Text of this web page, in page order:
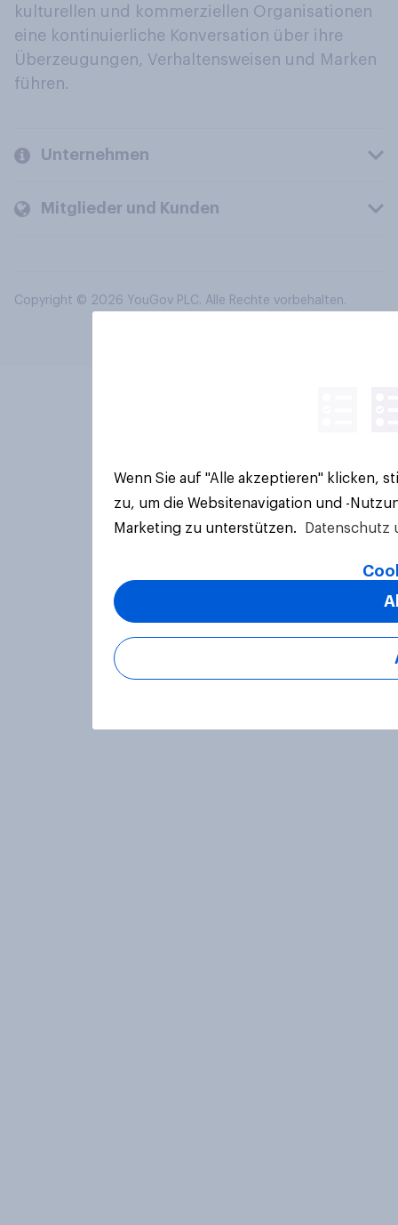
kulturellen und kommerziellen Organisationen
eine kontinuierliche Konversation über ihre
Überzeugungen, Verhaltensweisen und Marken
führen.
Unternehmen
Mitglieder und Kunden
Copyright © 2026 YouGov PLC. Alle Rechte vorbehalten.
Wenn Sie auf "Alle akzeptieren" klicken,
zu, um die Websitenavigation und -
Marketing zu unterstützen.
Datenschutz